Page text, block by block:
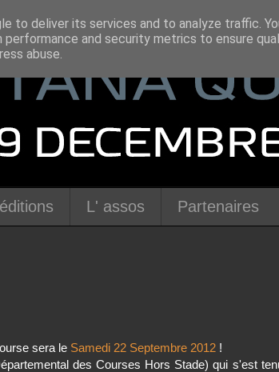
L' assos Partenaires
sera le Samedi 22 Septembre 2012 !
des Courses Hors Stade) qui s'est
to deliver its services and to analyze traffic.
performance and security metrics to ensure
abuse.